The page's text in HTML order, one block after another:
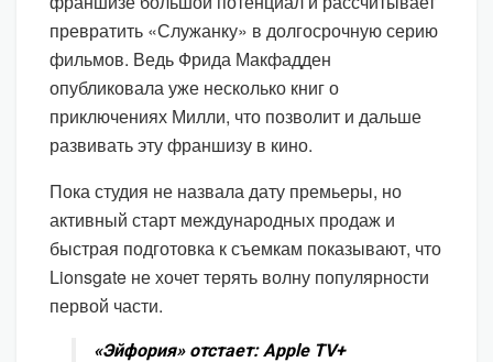
превратить «Служанку» в долгосрочную серию
фильмов. Ведь Фрида Макфадден
опубликовала уже несколько книг о
приключениях Милли, что позволит и дальше
развивать эту франшизу в кино.
Пока студия не назвала дату премьеры, но
активный старт международных продаж и
быстрая подготовка к съемкам показывают, что
Lionsgate не хочет терять волну популярности
первой части.
«Эйфория» отстает: Apple TV+